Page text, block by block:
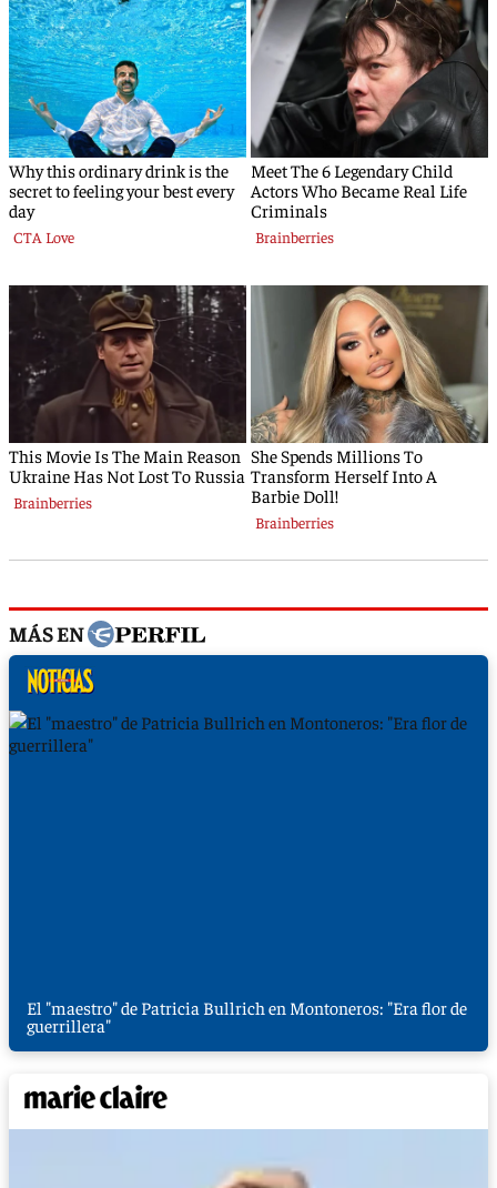
MÁS EN
El "maestro" de Patricia Bullrich en Montoneros: "Era flor de
guerrillera"